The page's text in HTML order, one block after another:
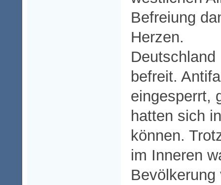
Befreiung
Herzen.
befreit.
eingesperrt,
hatten sich
können.
im Inneren